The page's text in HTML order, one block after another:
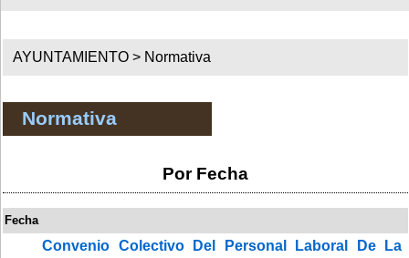
AYUNTAMIENTO > Normativa
Normativa
Por Fecha
Fecha
Convenio Colectivo Del Personal Laboral De La